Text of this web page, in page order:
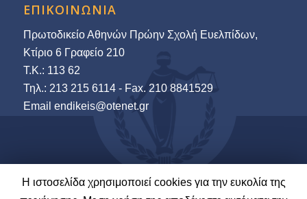
ΕΠΙΚΟΙΝΩΝΙΑ
Πρωτοδικείο Αθηνών Πρώην Σχολή Ευελπίδων,
Κτίριο 6 Γραφείο 210
Τ.Κ.: 113 62
Τηλ.: 213 215 6114 - Fax. 210 8841529
Εmail endikeis@otenet.gr
Η ιστοσελίδα χρησιμοποιεί cookies για την ευκολία της